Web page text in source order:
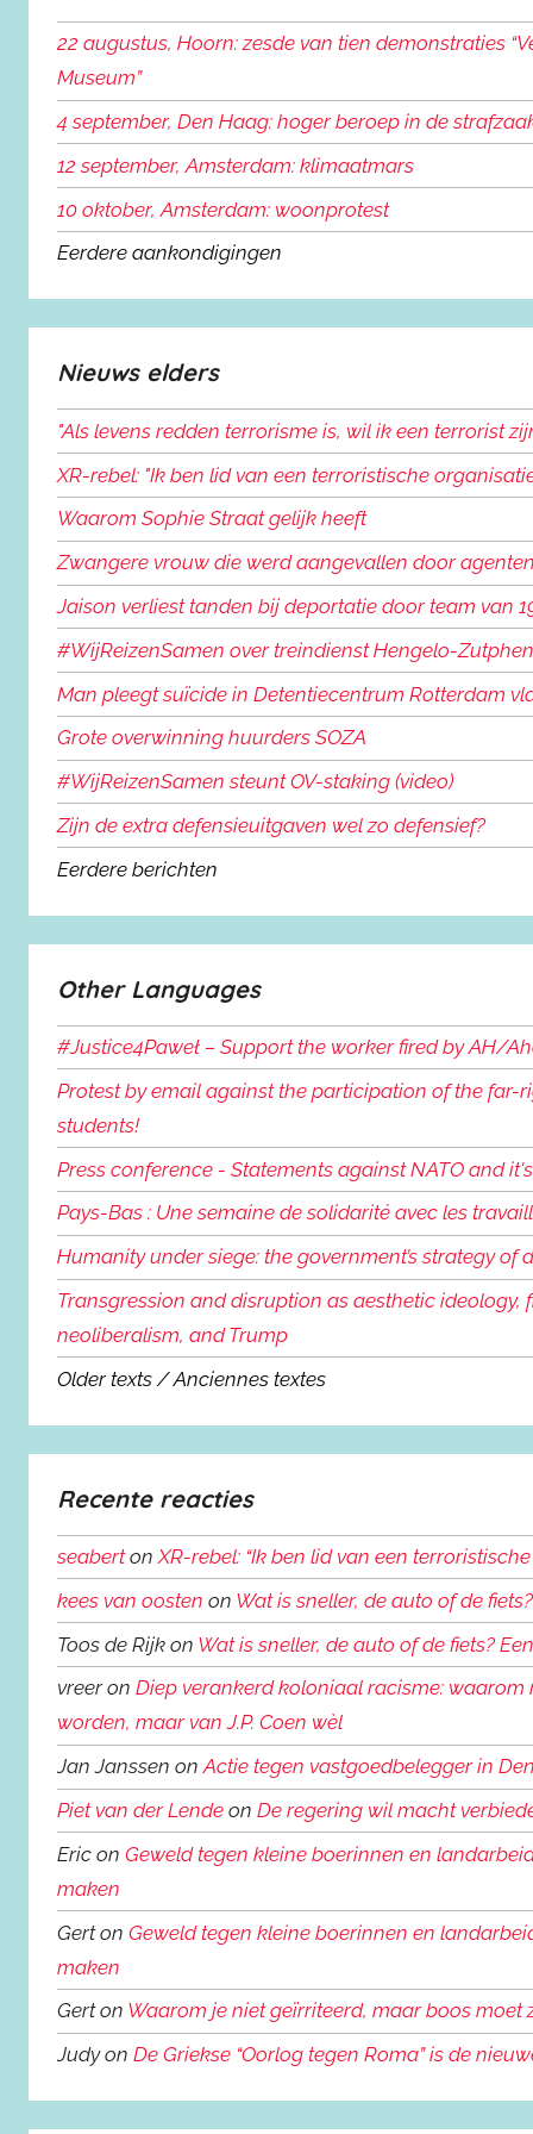
n
a
a
:
22 augustus, Hoorn: zesde van tien demonstraties
Museum”
4 september, Den Haag: hoger beroep in de
12 september, Amsterdam: klimaatmars
10 oktober, Amsterdam: woonprotest
Eerdere aankondigingen
Nieuws elders
"Als levens redden terrorisme is, wil ik een terrorist
XR-rebel: "Ik ben lid van een terroristische
Waarom Sophie Straat gelijk heeft
Zwangere vrouw die werd aangevallen door
Jaison verliest tanden bij deportatie door team van
#WijReizenSamen over treindienst Hengelo-
Man pleegt suïcide in Detentiecentrum Rotterdam
Grote overwinning huurders SOZA
#WijReizenSamen steunt OV-staking (video)
Zijn de extra defensieuitgaven wel zo defensief?
Eerdere berichten
Other Languages
#Justice4Paweł – Support the worker fired by AH/
Protest by email against the participation of the
students!
Press conference - Statements against NATO and
Pays-Bas : Une semaine de solidarité avec les
Humanity under siege: the government’s strategy
Transgression and disruption as aesthetic
neoliberalism, and Trump
Older texts / Anciennes textes
Recente reacties
seabertonXR-rebel: “Ik ben lid van een
kees van oosten on Wat is sneller, de auto of de
Toos de Rijk on Wat is sneller, de auto of de fiets?
vreer on Diep verankerd koloniaal racisme: waarom
worden, maar van J.P. Coen wèl
Jan Janssen onActie tegen vastgoedbelegger in
Piet van der Lende on De regering wil macht
Eric on Geweld tegen kleine boerinnen en
maken
Gert on Geweld tegen kleine boerinnen en
maken
Gert on Waarom je niet geïrriteerd, maar boos moet
Judy on De Griekse “Oorlog tegen Roma” is de